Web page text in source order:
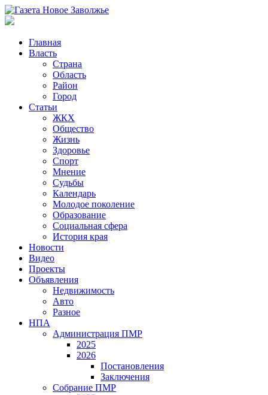
Главная
Власть
Страна
Область
Район
Город
Статьи
ЖКХ
Общество
Жизнь
Здоровье
Спорт
Мнение
Судьбы
Календарь
Молодое поколение
Образование
Социальная сфера
История края
Новости
Видео
Проекты
Объявления
Недвижимость
Авто
Разное
НПА
Администрация ПМР
2025
2026
Постановления
Заключения
Собрание ПМР